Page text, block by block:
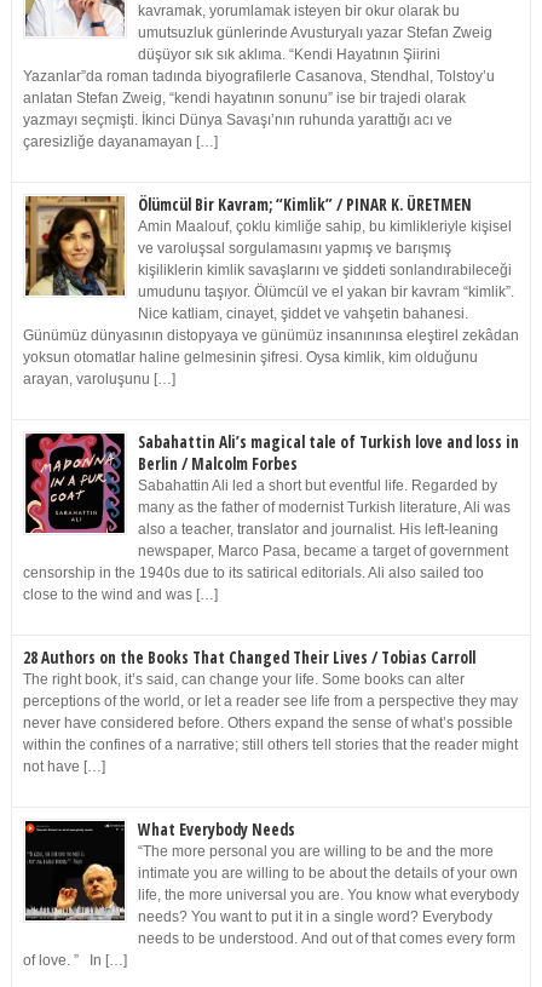
kavramak, yorumlamak isteyen bir okur olarak bu
umutsuzluk günlerinde Avusturyalı yazar Stefan Zweig
düşüyor sık sık aklıma. “Kendi Hayatının Şiirini
Yazanlar”da roman tadında biyografilerle Casanova, Stendhal, Tolstoy’u
anlatan Stefan Zweig, “kendi hayatının sonunu” ise bir trajedi olarak
yazmayı seçmişti. İkinci Dünya Savaşı’nın ruhunda yarattığı acı ve
çaresizliğe dayanamayan […]
Ölümcül Bir Kavram; “Kimlik” / PINAR K. ÜRETMEN
Amin Maalouf, çoklu kimliğe sahip, bu kimlikleriyle kişisel
ve varoluşsal sorgulamasını yapmış ve barışmış
kişiliklerin kimlik savaşlarını ve şiddeti sonlandırabileceği
umudunu taşıyor. Ölümcül ve el yakan bir kavram “kimlik”.
Nice katliam, cinayet, şiddet ve vahşetin bahanesi.
Günümüz dünyasının distopyaya ve günümüz insanınınsa eleştirel zekâdan
yoksun otomatlar haline gelmesinin şifresi. Oysa kimlik, kim olduğunu
arayan, varoluşunu […]
Sabahattin Ali’s magical tale of Turkish love and loss in
Berlin / Malcolm Forbes
Sabahattin Ali led a short but eventful life. Regarded by
many as the father of modernist Turkish literature, Ali was
also a teacher, translator and journalist. His left-leaning
newspaper, Marco Pasa, became a target of government
censorship in the 1940s due to its satirical editorials. Ali also sailed too
close to the wind and was […]
28 Authors on the Books That Changed Their Lives / Tobias Carroll
The right book, it’s said, can change your life. Some books can alter
perceptions of the world, or let a reader see life from a perspective they may
never have considered before. Others expand the sense of what’s possible
within the confines of a narrative; still others tell stories that the reader might
not have […]
What Everybody Needs
“The more personal you are willing to be and the more
intimate you are willing to be about the details of your own
life, the more universal you are. You know what everybody
needs? You want to put it in a single word? Everybody
needs to be understood. And out of that comes every form
of love. ” In […]